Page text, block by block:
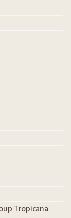
Tropicana